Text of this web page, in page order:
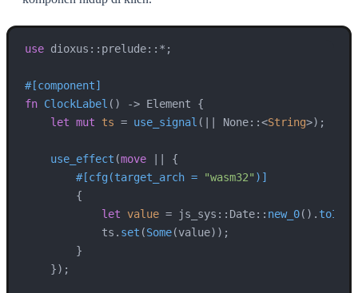
use dioxus::prelude::*;
#[component]
fn ClockLabel () -> Element {
let mut ts = use_signal (|| None::<String>);
use_effect (move || {
#[cfg(target_arch =
"wasm32" )]
        {
let value = js_sys::Date:: new_0().
            ts.
set (Some(value));
        }
    });